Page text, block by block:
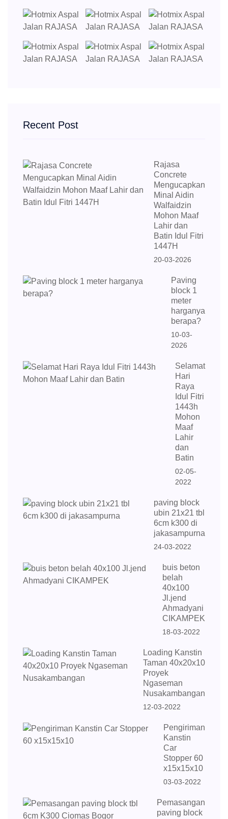
Recent Post
Rajasa
Concrete
Mengucapkan
Minal Aidin
Walfaidzin
Mohon Maaf
Lahir dan
Batin Idul Fitri
1447H
20-03-2026
Paving
block 1
meter
harganya
berapa?
10-03-
2026
Selamat
Hari
Raya
Idul Fitri
1443h
Mohon
Maaf
Lahir
dan
Batin
02-05-
2022
paving block
ubin 21x21 tbl
6cm k300 di
jakasampurna
24-03-2022
buis beton
belah
40x100
Jl.jend
Ahmadyani
CIKAMPEK
18-03-2022
Loading Kanstin
Taman 40x20x10
Proyek
Ngaseman
Nusakambangan
12-03-2022
Pengiriman
Kanstin
Car
Stopper 60
x15x15x10
03-03-2022
Pemasangan
paving block